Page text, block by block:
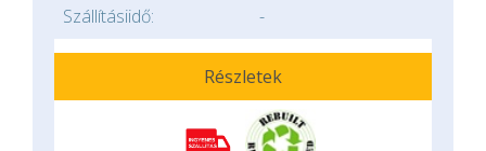
Szállításiidő:
-
Részletek